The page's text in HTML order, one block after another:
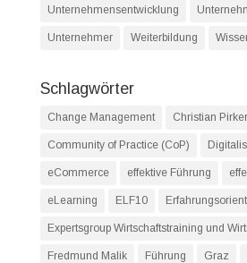
Unternehmensentwicklung
Unternehmer Weiterbildung
Schlagwörter
Change Management Christian Pirker
Community of Practice (CoP)
eCommerce effektive Führung
eLearning ELF10
Expertsgroup Wirtschaftstraining und
Fredmund Malik Führung Graz